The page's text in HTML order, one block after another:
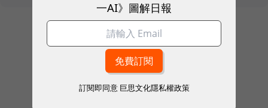
往下滑看下一篇文章
一AI》圖解日報
訂閱即同意 巨思文化隱私權政策